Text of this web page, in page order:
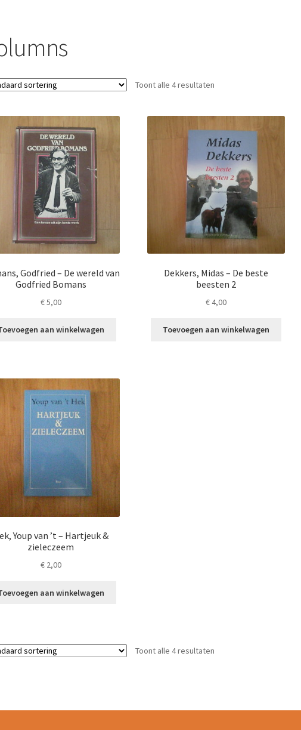
Toont alle 4 resultaten
Godfried – De wereld van
Godfried Bomans
€5,00
aan winkelwagen
Dekkers, Midas – De beste
beesten 2
€4,00
Toevoegen aan winkelwagen
Youp van ’t – Hartjeuk &
zieleczeem
€2,00
aan winkelwagen
Toont alle 4 resultaten